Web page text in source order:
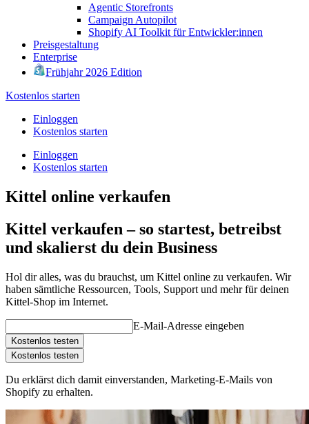
Agentic Storefronts
Campaign Autopilot
Shopify AI Toolkit für Entwickler:innen
Preisgestaltung
Enterprise
Frühjahr 2026 Edition
Kostenlos starten
Einloggen
Kostenlos starten
Einloggen
Kostenlos starten
Kittel online verkaufen
Kittel verkaufen – so startest, betreibst
und skalierst du dein Business
Hol dir alles, was du brauchst, um Kittel online zu verkaufen. Wir
haben sämtliche Ressourcen, Tools, Support und mehr für deinen
Kittel-Shop im Internet.
E-Mail-Adresse eingeben
Kostenlos testen
Kostenlos testen
Du erklärst dich damit einverstanden, Marketing-E-Mails von
Shopify zu erhalten.